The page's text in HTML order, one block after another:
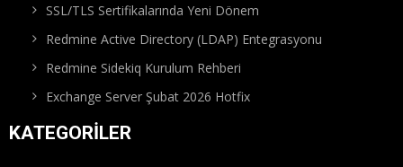
SSL/TLS Sertifikalarında Yeni Dönem
Redmine Active Directory (LDAP) Entegrasyonu
Redmine Sidekiq Kurulum Rehberi
Exchange Server Şubat 2026 Hotfix
KATEGORILER